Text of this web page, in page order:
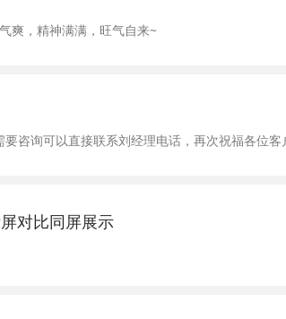
爽，精神满满，旺气自来~
咨询可以直接联系刘经理电话，再次祝福各位
对比同屏展示